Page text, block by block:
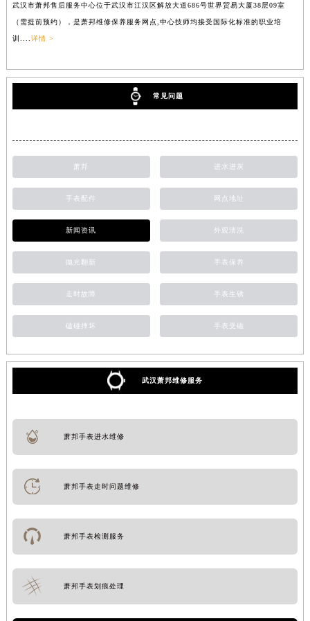
武汉市萧邦售后服务中心位于武汉市江汉区解放大道686号世界贸易大厦38层09室
（需提前预约），是萧邦维修保养服务网点,中心技师均接受国际化标准的职业培
训.... 详情 >
常见问题
萧邦 进水进灰
手表配件 网点地址
新闻资讯 外观清洗
抛光翻新 手表保养
走时故障 手表生锈
磕碰摔坏 手表受磁
武汉萧邦维修服务
萧邦手表进水维修
萧邦手表走时问题维修
萧邦手表检测服务
萧邦手表划痕处理